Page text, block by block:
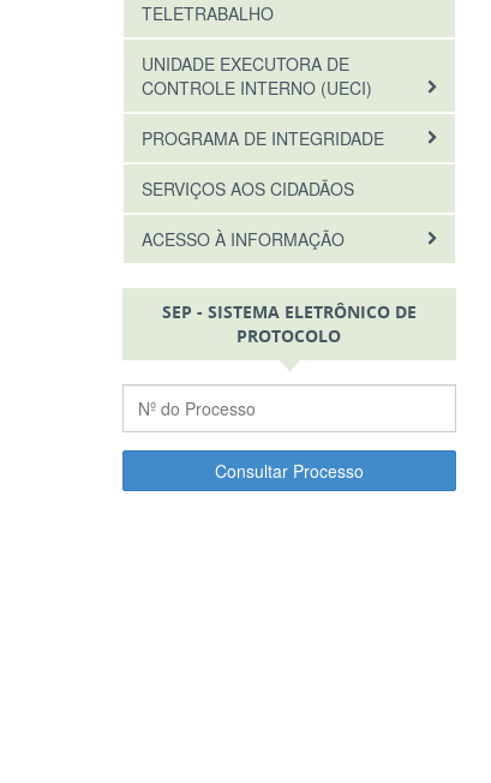
TELETRABALHO
UNIDADE EXECUTORA DE
CONTROLE INTERNO (UECI)
PROGRAMA DE INTEGRIDADE
SERVIÇOS AOS CIDADÃOS
ACESSO À INFORMAÇÃO
SEP - SISTEMA ELETRÔNICO DE
PROTOCOLO
Consultar Processo